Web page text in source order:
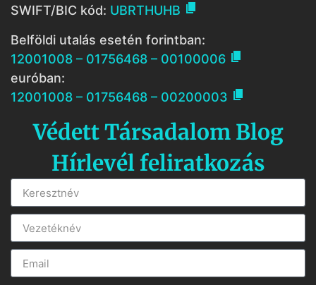
SWIFT/BIC kód: UBRTHUHB 
Belföldi utalás esetén forintban:
12001008 – 01756468 – 00100006 
euróban:
12001008 – 01756468 – 00200003 
Védett Társadalom Blog
Hírlevél feliratkozás